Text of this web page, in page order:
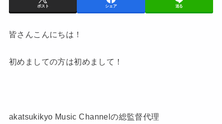
ポスト シェア 送る
皆さんこんにちは！
初めましての方は初めまして！
akatsukikyo Music Channelの総監督代理